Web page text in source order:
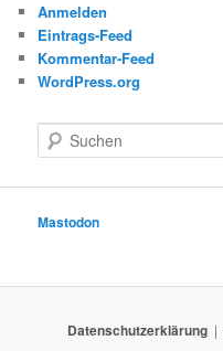
Anmelden
Eintrags-Feed
Kommentar-Feed
WordPress.org
u
e
Mastodon
Datenschutzerklärung